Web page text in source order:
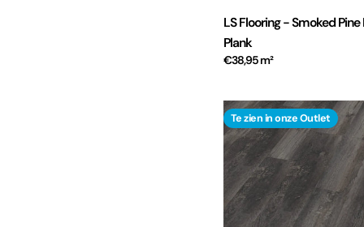
LS Flooring - Smoked
Plank
€38,95 m²
Te zien in onze Outlet